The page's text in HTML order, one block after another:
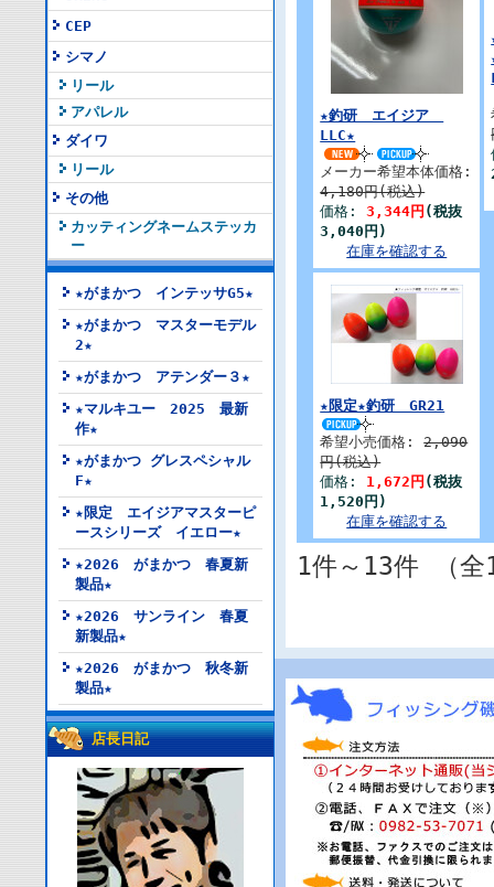
CEP
シマノ
リール
アパレル
ダイワ
リール
その他
カッティングネームステッカ
ー
★がまかつ インテッサG5★
★がまかつ マスターモデル
2★
★がまかつ アテンダー３★
★マルキユー 2025 最新
作★
★がまかつ グレスペシャル
F★
★限定 エイジアマスターピ
ースシリーズ イエロー★
★2026 がまかつ 春夏新
製品★
★2026 サンライン 春夏
新製品★
★2026 がまかつ 秋冬新
製品★
店長日記
★釣研 エイジア
LLC★
メーカー希望本体価格:
4,180円(税込)
価格:3,344円 (税抜
3,040円)
在庫を確認する
★限定★釣研 GR21
希望小売価格:2,090
円(税込)
価格: 1,672円 (税抜
1,520円)
在庫を確認する
1件～13件 （全